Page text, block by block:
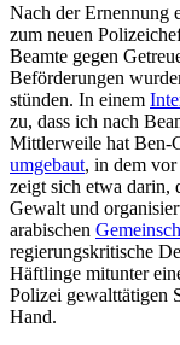
Nach der Ernennung
zum neuen
Beamte gegen
Beförderungen
stünden. In einem
zu, dass ich nach
Mittlerweile hat Ben-
umgebaut, in dem vor
zeigt sich etwa darin,
Gewalt und
arabischen
regierungskritische
Häftlinge mitunter
Polizei gewalttätigen
Hand.